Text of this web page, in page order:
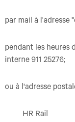
par mail à l'adresse
pendant les heures
interne 911 25276;
ou à l'adresse
HR Rail